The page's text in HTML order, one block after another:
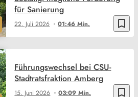
bookmark_border
22. Juli 2026 01:46 Min.
für Sanierung
bookmark_border
15. Juni 2026 03:09 Min.
Führungswechsel bei CSU-
Stadtratsfraktion Amberg